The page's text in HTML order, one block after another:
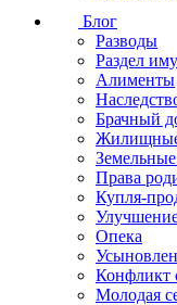
Блог
Разводы
Раздел
Алименты
Брачный
Права
Купля-
Опека
Конфликт
Молодая